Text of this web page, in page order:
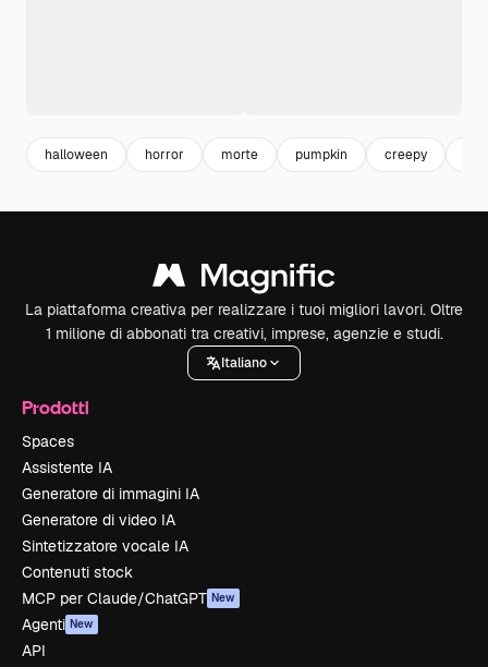
halloween horror morte pumpkin creepy
La piattaforma creativa per realizzare i tuoi migliori lavori. Oltre
1 milione di abbonati tra creativi, imprese, agenzie e studi.
Italiano
Prodotti
Spaces
Assistente IA
Generatore di immagini IA
Generatore di video IA
Sintetizzatore vocale IA
Contenuti stock
MCP per Claude/ChatGPT New
Agenti New
API